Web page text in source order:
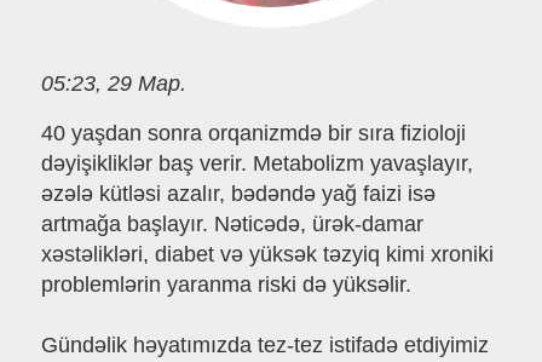
05:23, 29 Мар.
40 yaşdan sonra orqanizmdə bir sıra fizioloji
dəyişikliklər baş verir. Metabolizm yavaşlayır,
əzələ kütləsi azalır, bədəndə yağ faizi isə
artmağa başlayır. Nəticədə, ürək-damar
xəstəlikləri, diabet və yüksək təzyiq kimi xroniki
problemlərin yaranma riski də yüksəlir.
Gündəlik həyatımızda tez-tez istifadə etdiyimiz